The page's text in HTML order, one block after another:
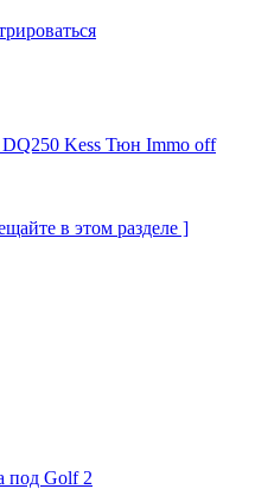
Kess Тюн Immo off
в этом разделе ]
под Golf 2